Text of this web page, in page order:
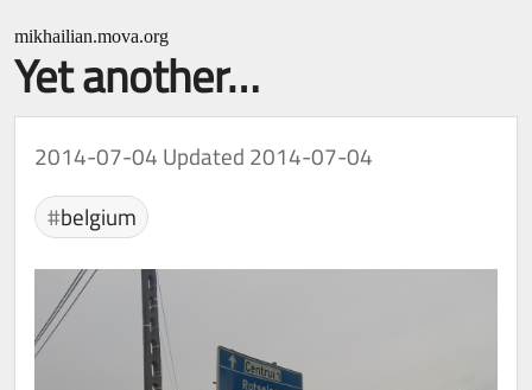
mikhailian.mova.org
Yet another…
2014-07-04 Updated 2014-07-04
belgium